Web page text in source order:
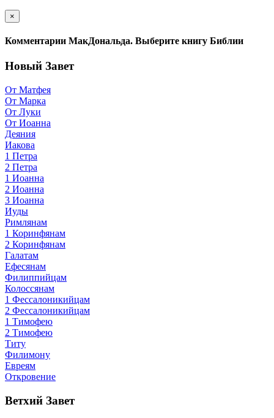
×
Комментарии МакДональда. Выберите книгу Библии
Новый Завет
От Матфея
От Марка
От Луки
От Иоанна
Деяния
Иакова
1 Петра
2 Петра
1 Иоанна
2 Иоанна
3 Иоанна
Иуды
Римлянам
1 Коринфянам
2 Коринфянам
Галатам
Ефесянам
Филиппийцам
Колоссянам
1 Фессалоникийцам
2 Фессалоникийцам
1 Тимофею
2 Тимофею
Титу
Филимону
Евреям
Откровение
Ветхий Завет